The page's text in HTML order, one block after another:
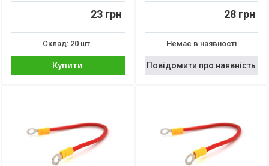
23 грн
Склад: 20 шт.
Купити
28 грн
Немає в наявності
Повідомити про наявність